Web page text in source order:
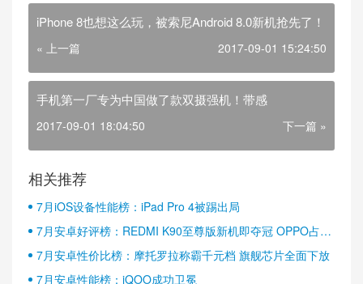
iPhone 8也想这么玩，被索尼Android 8.0新机抢先了！
« 上一篇 2017-09-01 15:24:50
手机第一厂专为中国做了款双摄强机！带感
2017-09-01 18:04:50 下一篇 »
相关推荐
7月iOS设备性能榜：iPad Pro 4被踢出局
7月安卓好评榜：REDMI K90至尊版新机即夺冠 OPPO占据
半壁江山
7月安卓性价比榜：摩托罗拉称霸千元档 旗舰芯片全面下放
7月安卓性能榜：iQOO成功卫冕